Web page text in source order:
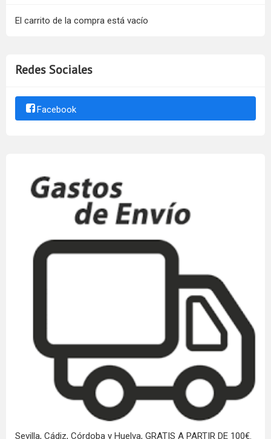
El carrito de la compra está vacío
Redes Sociales
Facebook
Sevilla, Cádiz, Córdoba y Huelva, GRATIS A PARTIR DE 100€.